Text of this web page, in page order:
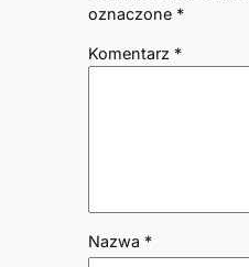
oznaczone *
Komentarz *
Nazwa *